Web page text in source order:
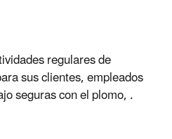
regulares de
sus clientes, empleados
seguras con el plomo, .